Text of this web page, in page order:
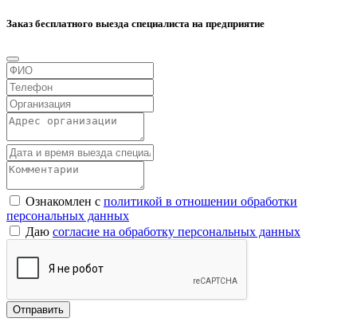
Заказ бесплатного выезда специалиста на предприятие
Ознакомлен с политикой в отношении обработки
персональных данных
Даю согласие на обработку персональных данных